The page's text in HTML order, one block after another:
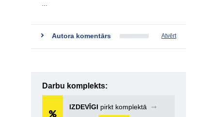
…
Autora komentārs Atvērt
Darbu komplekts:
IZDEVĪGI pirkt komplektā
➞